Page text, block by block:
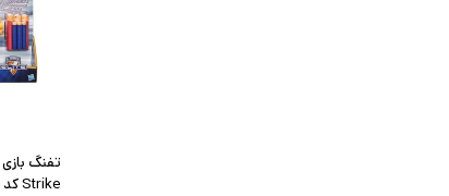
Strike کد 112